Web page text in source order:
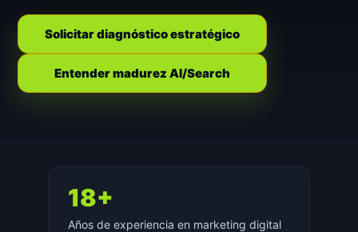
Solicitar diagnóstico estratégico
Entender madurez AI/Search
18+
Años de experiencia en marketing digital